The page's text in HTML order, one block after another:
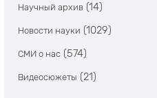
Научный архив (14)
Новости науки (1029)
СМИ о нас (574)
Видеосюжеты (21)